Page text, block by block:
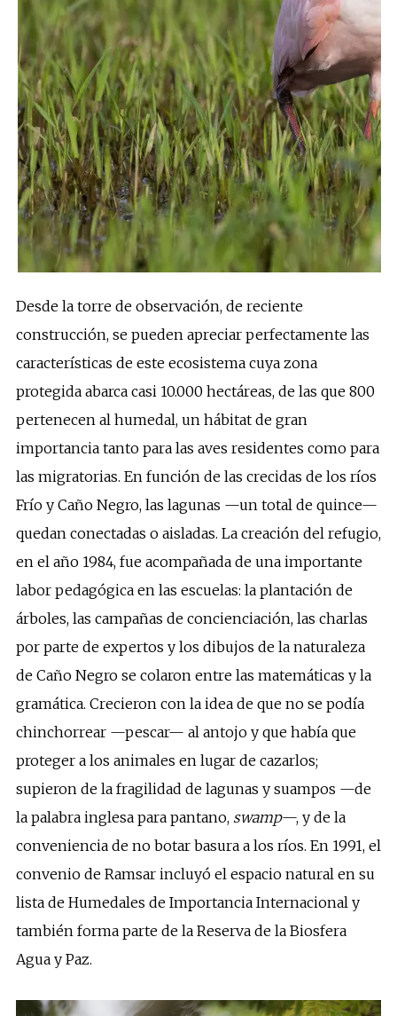
Desde la torre de observación, de reciente
construcción, se pueden apreciar perfectamente las
características de este ecosistema cuya zona
protegida abarca casi 10.000 hectáreas, de las que 800
pertenecen al humedal, un hábitat de gran
importancia tanto para las aves residentes como para
las migratorias. En función de las crecidas de los ríos
Frío y Caño Negro, las lagunas —un total de quince—
quedan conectadas o aisladas. La creación del refugio,
en el año 1984, fue acompañada de una importante
labor pedagógica en las escuelas: la plantación de
árboles, las campañas de concienciación, las charlas
por parte de expertos y los dibujos de la naturaleza
de Caño Negro se colaron entre las matemáticas y la
gramática. Crecieron con la idea de que no se podía
chinchorrear —pescar— al antojo y que había que
proteger a los animales en lugar de cazarlos;
supieron de la fragilidad de lagunas y suampos —de
la palabra inglesa para pantano, swamp—, y de la
conveniencia de no botar basura a los ríos. En 1991, el
convenio de Ramsar incluyó el espacio natural en su
lista de Humedales de Importancia Internacional y
también forma parte de la Reserva de la Biosfera
Agua y Paz.